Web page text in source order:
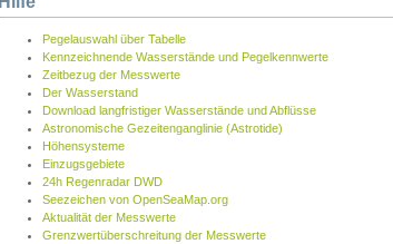
Pegelauswahl über Tabelle
Kennzeichnende Wasserstände und Pegelkennwerte
Zeitbezug der Messwerte
Der Wasserstand
Download langfristiger Wasserstände und Abflüsse
Astronomische Gezeitenganglinie (Astrotide)
Höhensysteme
Einzugsgebiete
24h Regenradar DWD
Seezeichen von OpenSeaMap.org
Aktualität der Messwerte
Grenzwertüberschreitung der Messwerte